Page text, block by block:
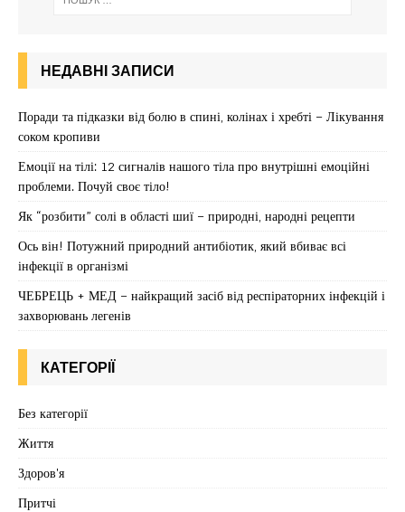
НЕДАВНІ ЗАПИСИ
Поради та підказки від болю в спині, колінах і хребті – Лікування
соком кропиви
Емоції на тілі: 12 сигналів нашого тіла про внутрішні емоційні
проблеми. Почуй своє тіло!
Як “розбити” солі в області шиї – природні, народні рецепти
Ось він! Потужний природний антибіотик, який вбиває всі
інфекції в організмі
ЧЕБРЕЦЬ + МЕД – найкращий засіб від респіраторних інфекцій і
захворювань легенів
КАТЕГОРІЇ
Без категорії
Життя
Здоров'я
Притчі